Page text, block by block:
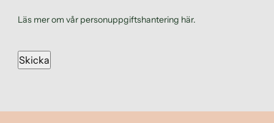
Läs mer om vår personuppgiftshantering här.